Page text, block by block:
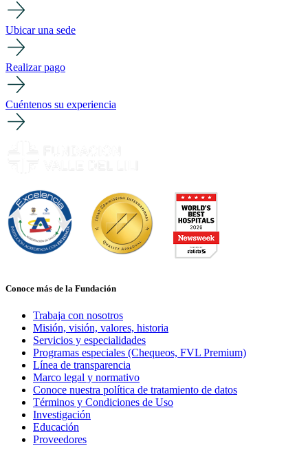
Ubicar una sede
Realizar pago
Cuéntenos su experiencia
Conoce más de la Fundación
Trabaja con nosotros
Misión, visión, valores, historia
Servicios y especialidades
Programas especiales (Chequeos, FVL Premium)
Línea de transparencia
Marco legal y normativo
Conoce nuestra política de tratamiento de datos
Términos y Condiciones de Uso
Investigación
Educación
Proveedores